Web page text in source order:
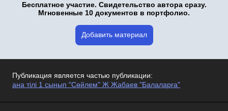
Бесплатное участие. Свидетельство автора сразу.
Мгновенные 10 документов в портфолио.
Добавить материал
Публикация является частью публикации:
ана тілі 1 сынып "Сөйлем" Ж Жабаев "Балаларға"